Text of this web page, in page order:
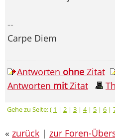
--
Carpe Diem
Antworten ohne Zitat
Antworten mitZitat
Gehe zu Seite: ( 1 | 2 | 3 | 4| 5 | 6 |
« zurück | zur Foren-